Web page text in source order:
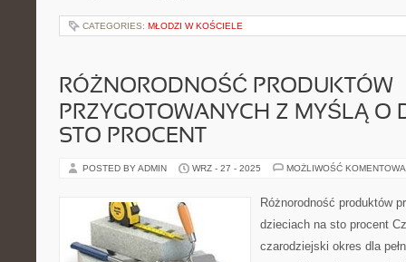
CATEGORIES: MŁODZI W KOŚCIELE
RÓŻNORODNOŚĆ PRODUKTÓW
PRZYGOTOWANYCH Z MYŚLĄ O
STO PROCENT
POSTED BY ADMIN WRZ - 27 - 2025 MOŻLIWOŚĆ
Różnorodność produktów
dzieciach na sto procent
czarodziejski okres dla